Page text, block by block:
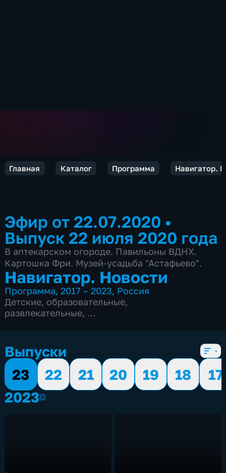
Главная Каталог Программа Навигатор.
Эфир от 22.07.2020 •
Выпуск 22 июля 2020 года
В аптекарском огороде. Павильоны ВДНХ.
Картошка Фри. Музей-усадьба "Астафьево".
Навигатор. Новости
Программа,2017 – 2023, Россия
Детские, образовательные,
развлекательные,
Выпуски
23
22 21 20 19 18
17
20232023